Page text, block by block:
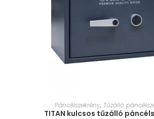
MÉRET VÁLASZTÁSA
Páncélszekrény, Tűzálló
TITAN kulcsos tűzálló